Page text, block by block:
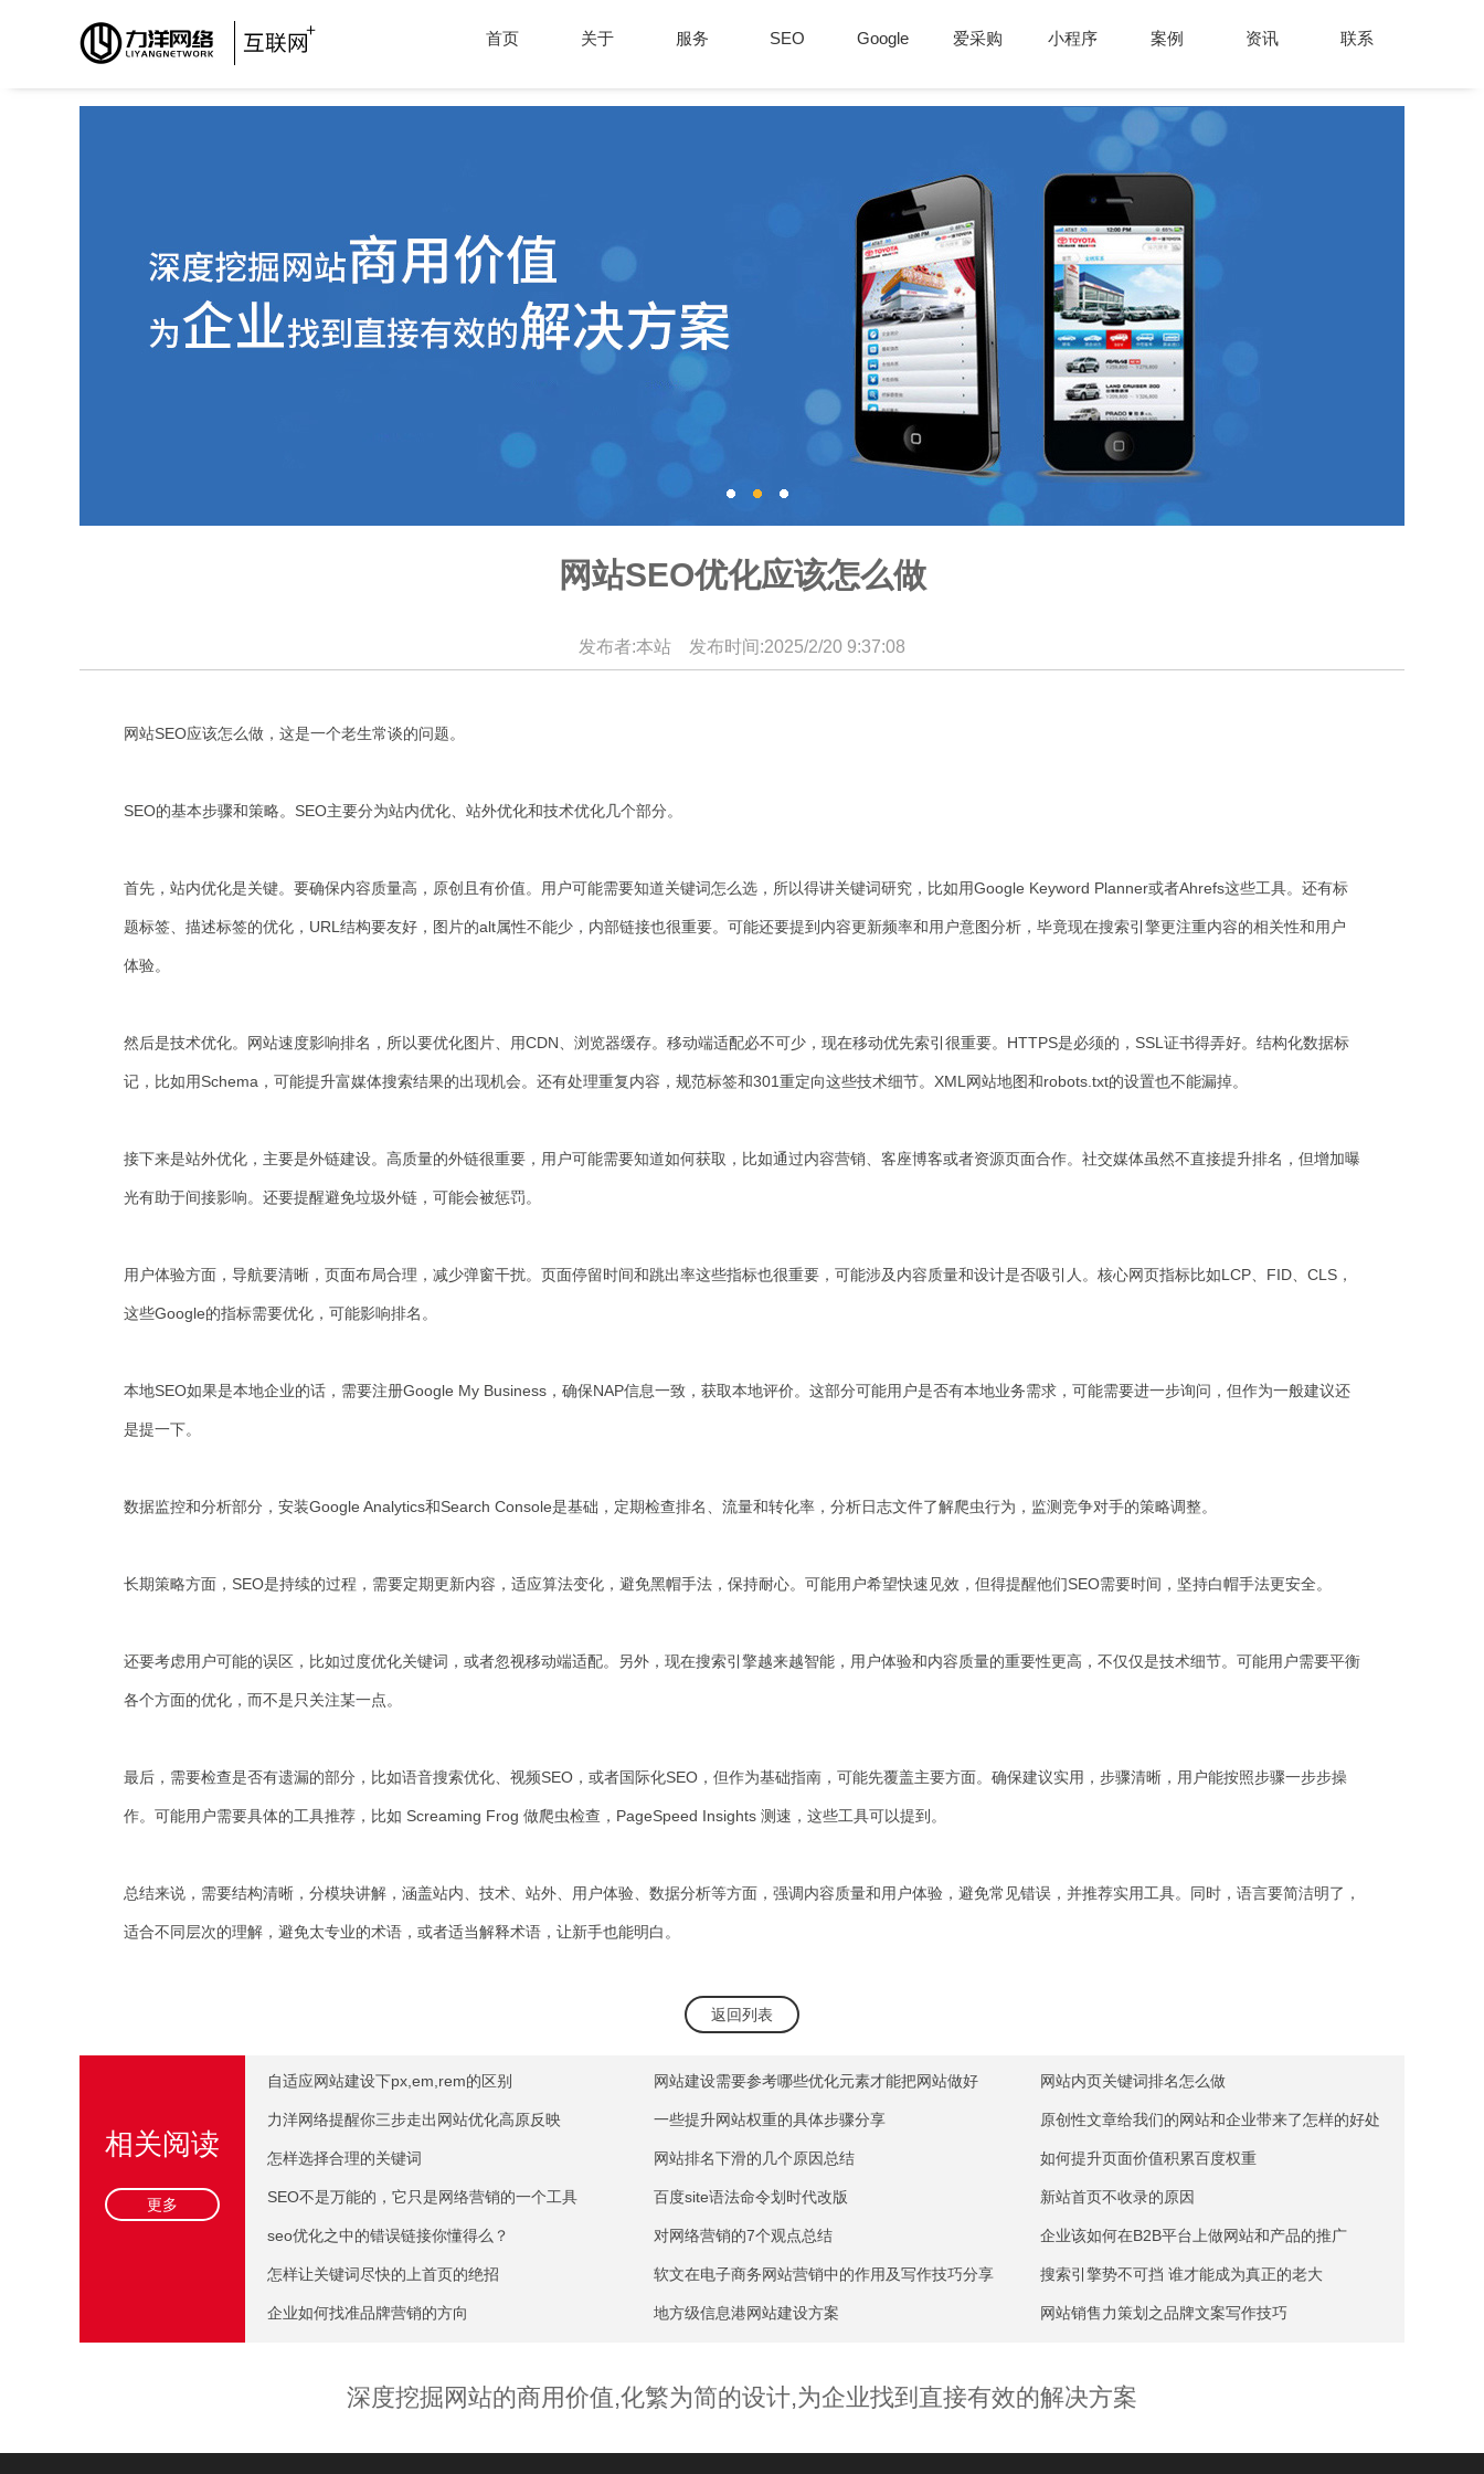
首页 关于 服务 SEO Google 爱采购 小程序 案例 资讯 联系
网站SEO优化应该怎么做
发布者:本站 发布时间:2025/2/20 9:37:08
网站SEO应该怎么做，这是一个老生常谈的问题。
SEO的基本步骤和策略。SEO主要分为站内优化、站外优化和技术优化几个部分。
首先，站内优化是关键。要确保内容质量高，原创且有价值。用户可能需要知道关键词怎么选，所以得讲关键词研究，比如用Google Keyword Planner或者Ahrefs这些工具。还有标
题标签、描述标签的优化，URL结构要友好，图片的alt属性不能少，内部链接也很重要。可能还要提到内容更新频率和用户意图分析，毕竟现在搜索引擎更注重内容的相关性和用户
体验。
然后是技术优化。网站速度影响排名，所以要优化图片、用CDN、浏览器缓存。移动端适配必不可少，现在移动优先索引很重要。HTTPS是必须的，SSL证书得弄好。结构化数据标
记，比如用Schema，可能提升富媒体搜索结果的出现机会。还有处理重复内容，规范标签和301重定向这些技术细节。XML网站地图和robots.txt的设置也不能漏掉。
接下来是站外优化，主要是外链建设。高质量的外链很重要，用户可能需要知道如何获取，比如通过内容营销、客座博客或者资源页面合作。社交媒体虽然不直接提升排名，但增加曝
光有助于间接影响。还要提醒避免垃圾外链，可能会被惩罚。
用户体验方面，导航要清晰，页面布局合理，减少弹窗干扰。页面停留时间和跳出率这些指标也很重要，可能涉及内容质量和设计是否吸引人。核心网页指标比如LCP、FID、CLS，
这些Google的指标需要优化，可能影响排名。
本地SEO如果是本地企业的话，需要注册Google My Business，确保NAP信息一致，获取本地评价。这部分可能用户是否有本地业务需求，可能需要进一步询问，但作为一般建议还
是提一下。
数据监控和分析部分，安装Google Analytics和Search Console是基础，定期检查排名、流量和转化率，分析日志文件了解爬虫行为，监测竞争对手的策略调整。
长期策略方面，SEO是持续的过程，需要定期更新内容，适应算法变化，避免黑帽手法，保持耐心。可能用户希望快速见效，但得提醒他们SEO需要时间，坚持白帽手法更安全。
还要考虑用户可能的误区，比如过度优化关键词，或者忽视移动端适配。另外，现在搜索引擎越来越智能，用户体验和内容质量的重要性更高，不仅仅是技术细节。可能用户需要平衡
各个方面的优化，而不是只关注某一点。
最后，需要检查是否有遗漏的部分，比如语音搜索优化、视频SEO，或者国际化SEO，但作为基础指南，可能先覆盖主要方面。确保建议实用，步骤清晰，用户能按照步骤一步步操
作。可能用户需要具体的工具推荐，比如 Screaming Frog 做爬虫检查，PageSpeed Insights 测速，这些工具可以提到。
总结来说，需要结构清晰，分模块讲解，涵盖站内、技术、站外、用户体验、数据分析等方面，强调内容质量和用户体验，避免常见错误，并推荐实用工具。同时，语言要简洁明了，
适合不同层次的理解，避免太专业的术语，或者适当解释术语，让新手也能明白。
返回列表
相关阅读
更多
自适应网站建设下px,em,rem的区别 网站建设需要参考哪些优化元素才能把网站做好 网站内页关键词排名怎么做
力洋网络提醒你三步走出网站优化高原反映 一些提升网站权重的具体步骤分享 原创性文章给我们的网站和企业带来了怎样的好处
怎样选择合理的关键词 网站排名下滑的几个原因总结 如何提升页面价值积累百度权重
SEO不是万能的，它只是网络营销的一个工具 百度site语法命令划时代改版 新站首页不收录的原因
seo优化之中的错误链接你懂得么？ 对网络营销的7个观点总结 企业该如何在B2B平台上做网站和产品的推广
怎样让关键词尽快的上首页的绝招 软文在电子商务网站营销中的作用及写作技巧分享 搜索引擎势不可挡 谁才能成为真正的老大
企业如何找准品牌营销的方向 地方级信息港网站建设方案 网站销售力策划之品牌文案写作技巧
深度挖掘网站的商用价值,化繁为简的设计,为企业找到直接有效的解决方案